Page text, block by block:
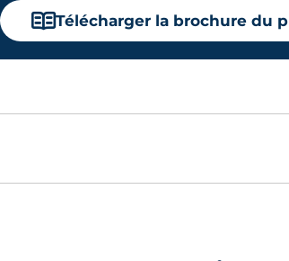
📖Télécharger la brochure du